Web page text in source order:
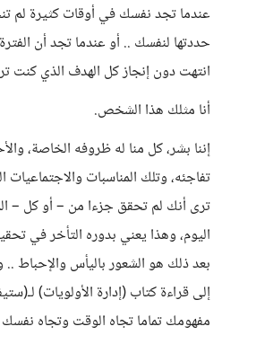
عندما تجد نفسك في أوقات كثيرة لم
حددتها لنفسك .. أو عندما تجد أن
انتهت دون إنجاز كل الهدف الذي كنت
أنا مثلك هذا الشخص.
إننا بشر، كل منا له ظروفه الخاصة،
تفاجئه، وتلك المناسبات
ترى أنك لم تحقق جزءا من – أو كل –
اليوم، وهذا يعني بدوره التأخر في
بعد ذلك هو الشعور باليأس والإحباط
إلى قراءة كتاب (إدارة الأولويات)
مفهومك تماما تجاه الوقت وتجاه